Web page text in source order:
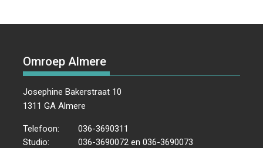
Omroep Almere
Josephine Bakerstraat 10
1311 GA Almere
Telefoon:
036-3690311
Studio:
036-3690072 en 036-3690073